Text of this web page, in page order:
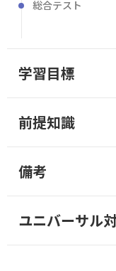
総合テスト
学習目標
前提知識
備考
ユニバーサル